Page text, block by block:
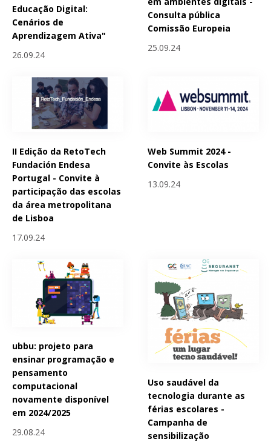
Educação Digital:
Cenários de
Aprendizagem Ativa"
26.09.24
Consulta pública
Comissão Europeia
25.09.24
II Edição da RetoTech
Fundación Endesa
Portugal - Convite à
participação das escolas
da área metropolitana
de Lisboa
17.09.24
Web Summit 2024 -
Convite às Escolas
13.09.24
ubbu: projeto para
ensinar programação e
pensamento
computacional
novamente disponível
em 2024/2025
29.08.24
Uso saudável da
tecnologia durante as
férias escolares -
Campanha de
sensibilização